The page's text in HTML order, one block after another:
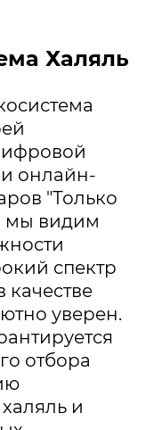
Халяль
онлайн-
"Только
мы видим
спектр
качестве
уверен.
отбора
и